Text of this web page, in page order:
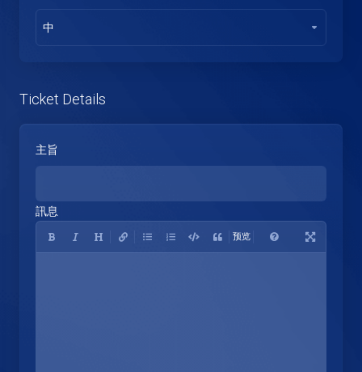
中
Ticket Details
主旨
訊息
预览